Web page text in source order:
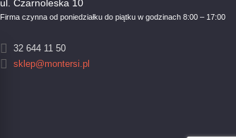
Firma czynna od poniedziałku do piątku w godzinach 8:00 – 17:00
ul. Czarnoleska 10
32 644 11 50
sklep@montersi.pl